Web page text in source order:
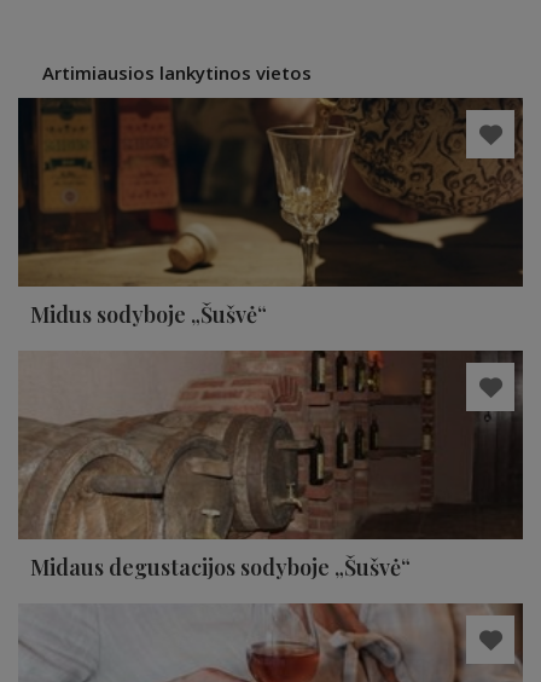
Artimiausios lankytinos vietos
Midus sodyboje „Šušvė“
Midaus degustacijos sodyboje „Šušvė“